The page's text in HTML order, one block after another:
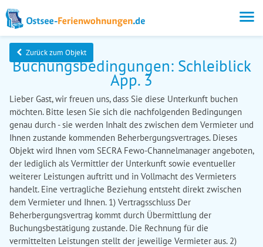
Zurück zum Objekt
Buchungsbedingungen: Schleiblick
App. 3
Lieber Gast, wir freuen uns, dass Sie diese Unterkunft buchen
möchten. Bitte lesen Sie sich die nachfolgenden Bedingungen
genau durch - sie werden Inhalt des zwischen dem Vermieter und
Ihnen zustande kommenden Beherbergungsvertrages. Dieses
Objekt wird Ihnen vom SECRA Fewo-Channelmanager angeboten,
der lediglich als Vermittler der Unterkunft sowie eventueller
weiterer Leistungen auftritt und in Vollmacht des Vermieters
handelt. Eine vertragliche Beziehung entsteht direkt zwischen
dem Vermieter und Ihnen. 1) Vertragsschluss Der
Beherbergungsvertrag kommt durch Übermittlung der
Buchungsbestätigung zustande. Die Rechnung für die
vermittelten Leistungen stellt der jeweilige Vermieter aus. 2)